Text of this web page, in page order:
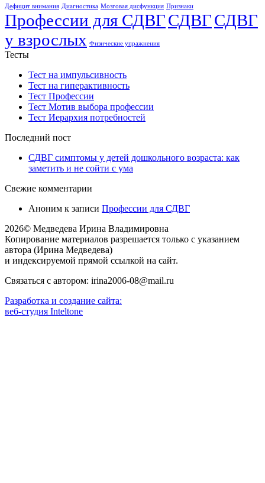
Дефицит внимания Диагностика Мозговая дисфункция Признаки
Профессии для СДВГСДВГСДВГ
у взрослых Физические упражнения
Тесты
Тест на импульсивность
Тест на гиперактивность
Тест Профессии
Тест Мотив выбора профессии
Тест Иерархия потребностей
Последний пост
СДВГ симптомы у детей дошкольного возраста: как
заметить и не сойти с ума
Свежие комментарии
Аноним к записи Профессии для СДВГ
2026© Медведева Ирина Владимировна
Копирование материалов разрешается только с указанием
автора (Ирина Медведева)
и индексируемой прямой ссылкой на сайт.
Связаться с автором: irina2006-08@mail.ru
Разработка и создание сайта:
веб-студия Inteltone